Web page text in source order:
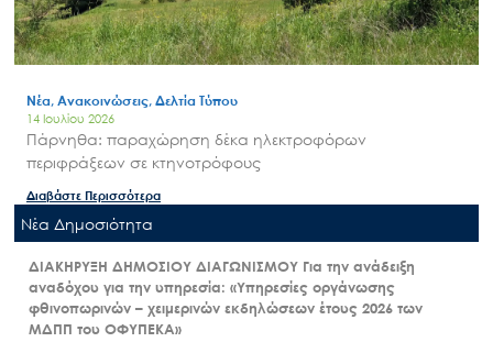
Νέα, Ανακοινώσεις, Δελτία Τύπου
14 Ιουλίου 2026
Πάρνηθα: παραχώρηση δέκα ηλεκτροφόρων
περιφράξεων σε κτηνοτρόφους
Διαβάστε Περισσότερα
Nέα Δημοσιότητα
ΔΙΑΚΗΡΥΞΗ ΔΗΜΟΣΙΟΥ ΔΙΑΓΩΝΙΣΜΟΥ Για την ανάδειξη
αναδόχου για την υπηρεσία: «Υπηρεσίες οργάνωσης
φθινοπωρινών – χειμερινών εκδηλώσεων έτους 2026 των
ΜΔΠΠ του ΟΦΥΠΕΚΑ»